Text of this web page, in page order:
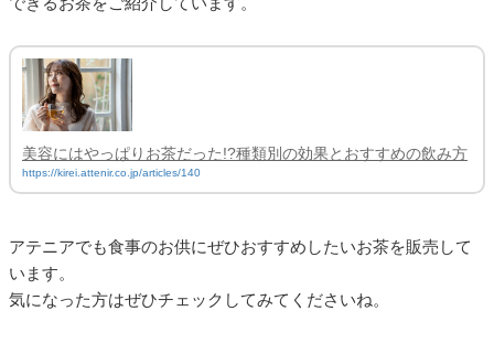
美容にはやっぱりお茶だった!?種類別の効果とおすすめの飲み方
https://kirei.attenir.co.jp/articles/140
アテニアでも食事のお供にぜひおすすめしたいお茶を販売して
います。
気になった方はぜひチェックしてみてくださいね。